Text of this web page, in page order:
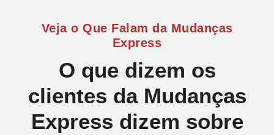
Veja o Que Falam da Mudanças
Express
O que dizem os
clientes da Mudanças
Express dizem sobre